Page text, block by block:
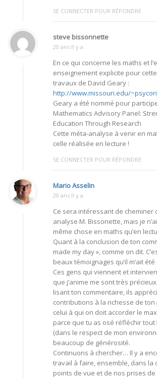
SE CONNECTER POUR RÉPONDRE
steve bissonnette
20 ans Il y a
En ce qui concerne les maths et
enseignement explicite pour
travaux de David Geary :
http://www.missouri.edu/
Geary a été nommé pour
Mathematics Advisory Panel:
Education Through Research
Cette méta-analyse à venir en
celle réalisée en lecture !
SE CONNECTER POUR RÉPONDRE
Mario Asselin
20 ans Il y a
Ce sera intéressant de cheminer
analyse M. Bissonette, mais je
même chose en maths qu’en
Quant à la conclusion de ton
made my day », comme on dit.
beaux témoignages qu’il m’ait
Ces gens qui viennent et
que j’anime me sont très précieux.
lisant ton commentaire, ils
contributions à la richesse de ton
celui à qui on doit accorder le
parce que tu as osé réfléchir
(dans le respect de mon
beaucoup de générosité.
Continuons à chercher… Il y a
travail à faire, ensemble, dans la
points de vue et de nos prises